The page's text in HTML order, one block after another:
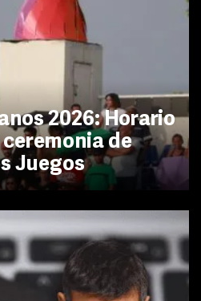
2026: Horario
de
Juegos